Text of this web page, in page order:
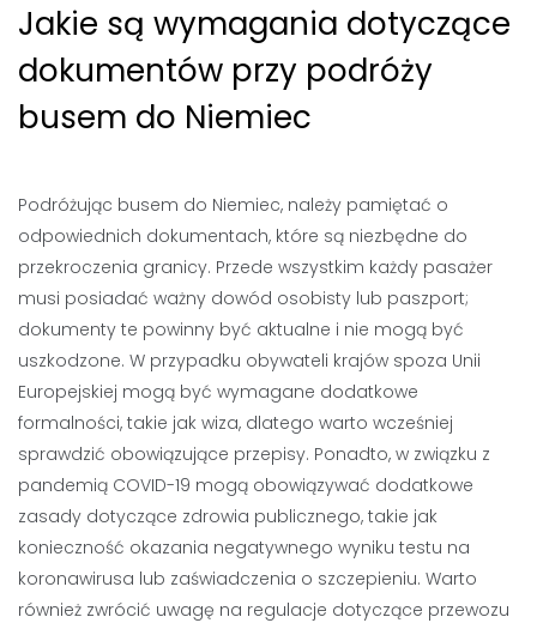
Jakie są wymagania dotyczące
dokumentów przy podróży
busem do Niemiec
Podróżując busem do Niemiec, należy pamiętać o
odpowiednich dokumentach, które są niezbędne do
przekroczenia granicy. Przede wszystkim każdy pasażer
musi posiadać ważny dowód osobisty lub paszport;
dokumenty te powinny być aktualne i nie mogą być
uszkodzone. W przypadku obywateli krajów spoza Unii
Europejskiej mogą być wymagane dodatkowe
formalności, takie jak wiza, dlatego warto wcześniej
sprawdzić obowiązujące przepisy. Ponadto, w związku z
pandemią COVID-19 mogą obowiązywać dodatkowe
zasady dotyczące zdrowia publicznego, takie jak
konieczność okazania negatywnego wyniku testu na
koronawirusa lub zaświadczenia o szczepieniu. Warto
również zwrócić uwagę na regulacje dotyczące przewozu